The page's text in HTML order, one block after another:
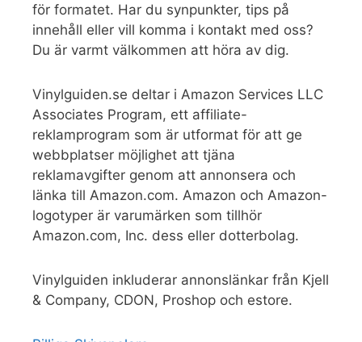
för formatet. Har du synpunkter, tips på
innehåll eller vill komma i kontakt med oss?
Du är varmt välkommen att höra av dig.
Vinylguiden.se deltar i Amazon Services LLC
Associates Program, ett affiliate-
reklamprogram som är utformat för att ge
webbplatser möjlighet att tjäna
reklamavgifter genom att annonsera och
länka till Amazon.com. Amazon och Amazon-
logotyper är varumärken som tillhör
Amazon.com, Inc. dess eller dotterbolag.
Vinylguiden inkluderar annonslänkar från Kjell
& Company, CDON, Proshop och estore.